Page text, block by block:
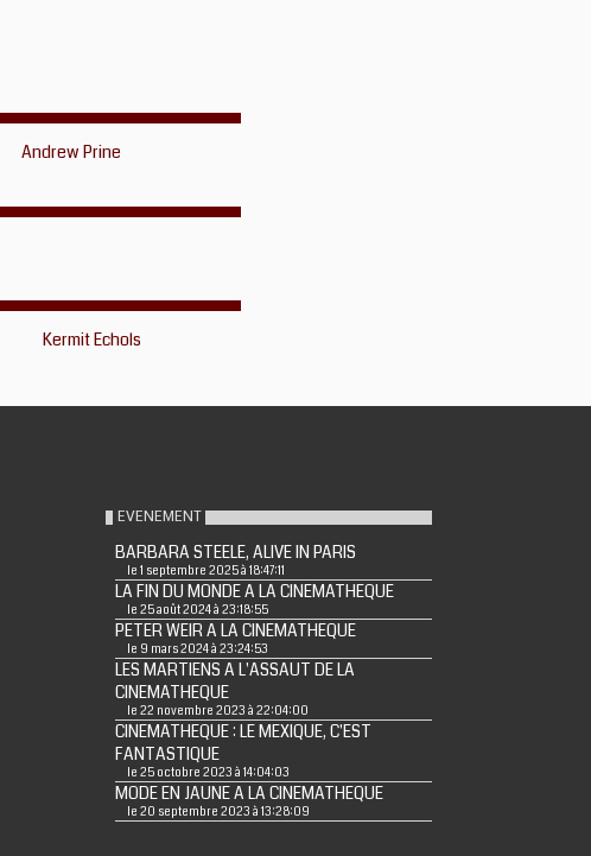
Andrew Prine
Kermit Echols
EVENEMENT
BARBARA STEELE, ALIVE IN PARIS
le 1 septembre 2025 à 18:47:11
LA FIN DU MONDE A LA CINEMATHEQUE
le 25 août 2024 à 23:18:55
PETER WEIR A LA CINEMATHEQUE
le 9 mars 2024 à 23:24:53
LES MARTIENS A L'ASSAUT DE LA
CINEMATHEQUE
le 22 novembre 2023 à 22:04:00
CINEMATHEQUE : LE MEXIQUE, C'EST
FANTASTIQUE
le 25 octobre 2023 à 14:04:03
MODE EN JAUNE A LA CINEMATHEQUE
le 20 septembre 2023 à 13:28:09